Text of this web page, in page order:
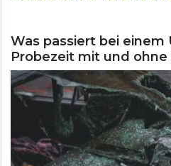
Was passiert bei einem
Probezeit mit und